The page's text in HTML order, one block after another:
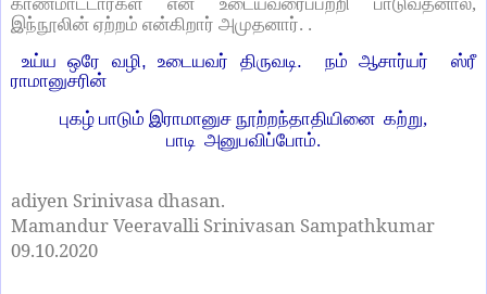
இந்நூலின் ஏற்றம் என்கிறார் அமுதனார். .
உய்ய ஒரே வழி, உடையவர் திருவடி. நம் ஆசார்யர் ஸ்ரீ
ராமானுசரின்
புகழ் பாடும் இராமானுச நூற்றந்தாதியினை கற்று,
பாடி அனுபவிப்போம்.
adiyen Srinivasa dhasan.
Mamandur Veeravalli Srinivasan Sampathkumar
09.10.2020